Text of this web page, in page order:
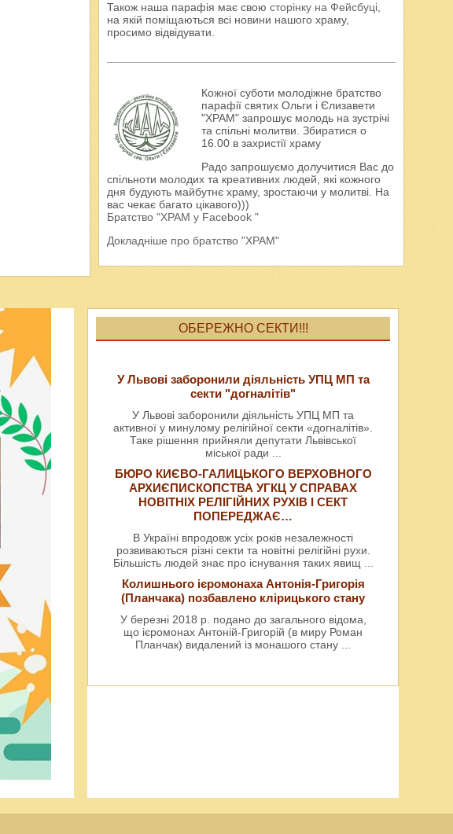
Також наша парафія має свою сторінку на Фейсбуці,
на якій поміщаються всі новини нашого храму,
просимо відвідувати.
Кожної суботи молодіжне братство
парафії святих Ольги і Єлизавети
"ХРАМ" запрошує молодь на зустрічі
та спільні молитви. Збиратися о
16.00 в захристії храму
Радо запрошуємо долучитися Вас до
спільноти молодих та креативних людей, які кожного
дня будують майбутнє храму, зростаючи у молитві. На
вас чекає багато цікавого)))
Братство "ХРАМ у Facebook "
Докладніше про братство "ХРАМ"
ОБЕРЕЖНО СЕКТИ!!!
У Львові заборонили діяльність УПЦ МП та
секти "догналітів"
У Львові заборонили діяльність УПЦ МП та
активної у минулому релігійної секти «догналітів».
Таке рішення прийняли депутати Львівської
міської ради
БЮРО КИЄВО-ГАЛИЦЬКОГО ВЕРХОВНОГО
АРХИЄПИСКОПСТВА УГКЦ У СПРАВАХ
НОВІТНІХ РЕЛІГІЙНИХ РУХІВ І СЕКТ
ПОПЕРЕДЖАЄ…
В Україні впродовж усіх років незалежності
розвиваються різні секти та новітні релігійні рухи.
Більшість людей знає про існування таких явищ
Колишнього ієромонаха Антонія-Григорія
(Планчака) позбавлено клірицького стану
У березні 2018 р. подано до загального відома,
що ієромонах Антоній-Григорій (в миру Роман
Планчак) видалений із монашого стану